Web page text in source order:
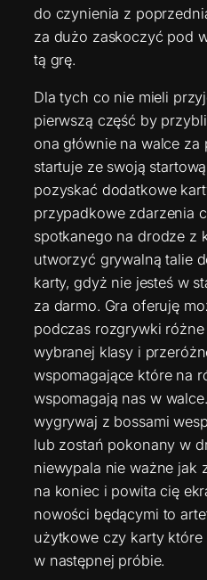
do czynienia z
za dużo zaskoczyć pod
tą grę.
Dla tych co nie mieli
pierwszą część by
ona głównie na walce za
startuje ze swoją
pozyskać dodatkowe
przypadkowe zdarzenia
spotkanego na drodze z
utworzyć grywalną talie
karty, gdyż nie jesteś w
za darmo. Gra oferuję
podczas rozgrywki
wybranej klasy i
wspomagające które na
wspomagają nas w
wygrywaj z bossami
lub zostań pokonany w
niewypala nie ważne jak
na koniec i powita cię
nowości będącymi to
użytkowe czy karty które
w następnej próbie.